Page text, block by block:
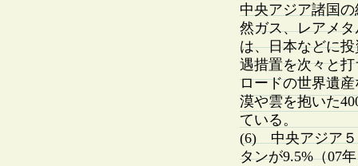
中央アジア諸国
然ガス、レアメ
は、日本などに
遇措置を次々と
ロードの世界遺
漠や雲を抱いた
ている。
(6) 中央アジア５
タンが9.5%（07